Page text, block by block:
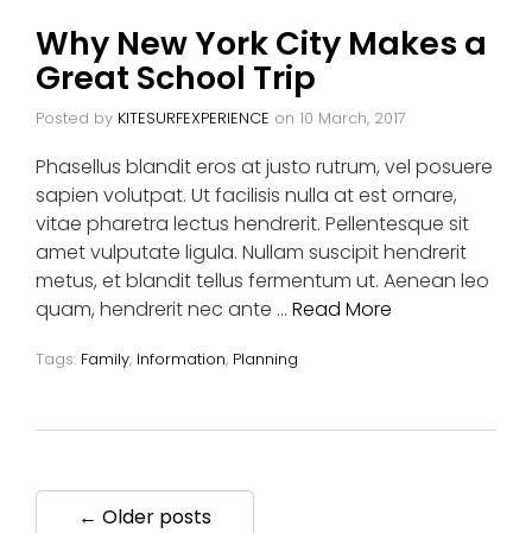
Why New York City Makes a
Great School Trip
Posted by KITESURFEXPERIENCE on 10 March, 2017
Phasellus blandit eros at justo rutrum, vel posuere
sapien volutpat. Ut facilisis nulla at est ornare,
vitae pharetra lectus hendrerit. Pellentesque sit
amet vulputate ligula. Nullam suscipit hendrerit
metus, et blandit tellus fermentum ut. Aenean leo
quam, hendrerit nec ante … Read More
Tags: Family, Information, Planning
← Older posts